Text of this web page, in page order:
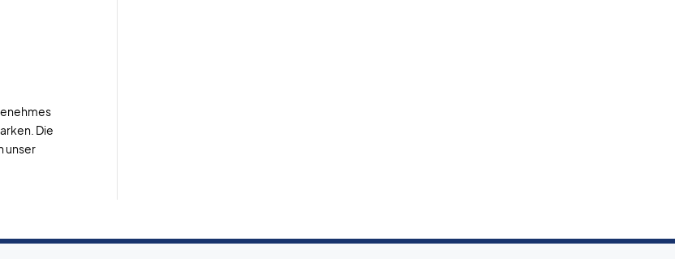
Die
unser